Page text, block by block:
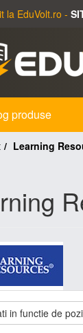
la EduVolt.ro -
produse
Learning
in functie de